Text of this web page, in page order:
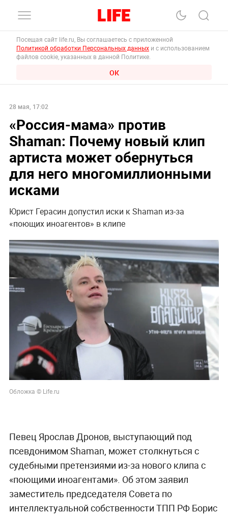
Посещая сайт life.ru, Вы соглашаетесь с приложенной
Политикой обработки Персональных данных и с использованием
файлов cookie, указанных в данной Политике.
ОК
28 мая, 17:02
«Россия-мама» против
Shaman: Почему новый клип
артиста может обернуться
для него многомиллионными
исками
Юрист Герасин допустил иски к Shaman из-за
«поющих иноагентов» в клипе
Обложка © Life.ru
Певец Ярослав Дронов, выступающий под
псевдонимом Shaman, может столкнуться с
судебными претензиями из-за нового клипа с
«поющими иноагентами». Об этом заявил
заместитель председателя Совета по
интеллектуальной собственности ТПП РФ Борис